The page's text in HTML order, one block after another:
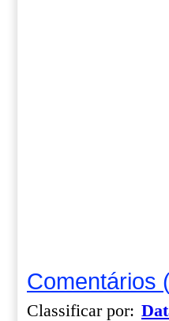
Comentários
Classificar por: